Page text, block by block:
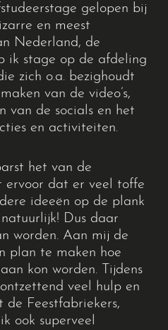
gelopen bij
en meest
Nederland, de
ik stage op de afdeling
zich o.a. bezighoudt
van de video’s,
van de socials en het
en activiteiten.
het van de
dat er veel toffe
ideeën op de plank
Dus daar
worden. Aan mij de
plan te maken hoe
kon worden. Tijdens
veel hulp en
de Feestfabriekers,
ook superveel